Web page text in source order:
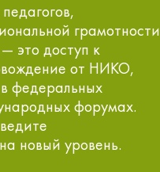
грамотности
это доступ к
от НИКО,
федеральных
форумах.
новый уровень.